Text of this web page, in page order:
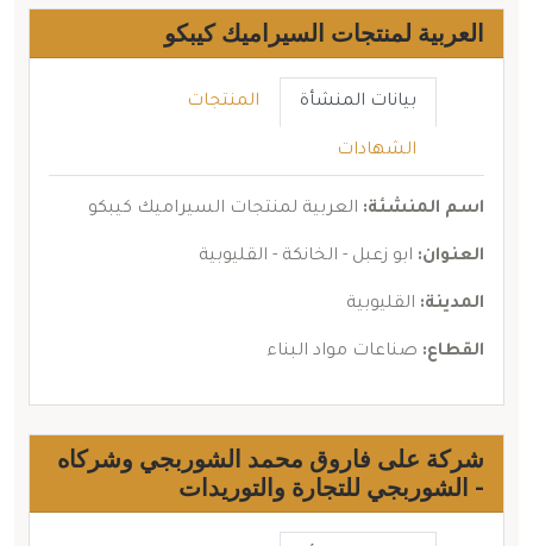
العربية لمنتجات السيراميك كيبكو
بيانات المنشأة المنتجات
الشهادات
اسم المنشئة: العربية لمنتجات السيراميك كيبكو
العنوان: ابو زعبل - الخانكة - القليوبية
المدينة: القليوبية
القطاع: صناعات مواد البناء
شركة على فاروق محمد الشوربجي وشركاه
- الشوربجي للتجارة والتوريدات